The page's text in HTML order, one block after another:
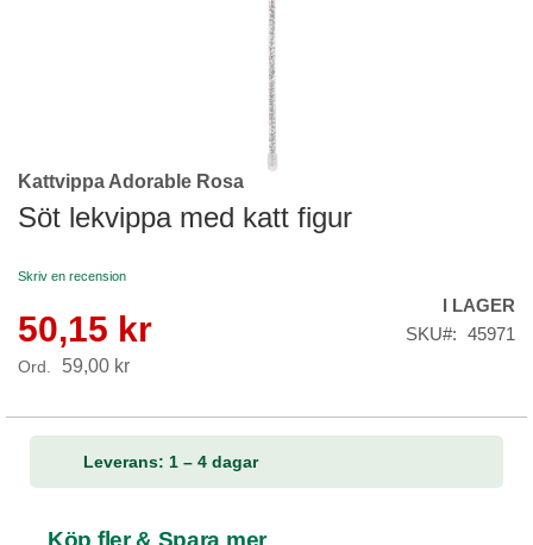
Skip
to
the
of
images
gallery
Kattvippa Adorable Rosa
Söt lekvippa med katt figur
Skriv en recension
Reapris
50,15 kr
Ord. 59,00 kr
I LAGER
SKU
45971
Leverans: 1 – 4 dagar
Köp fler & Spara mer